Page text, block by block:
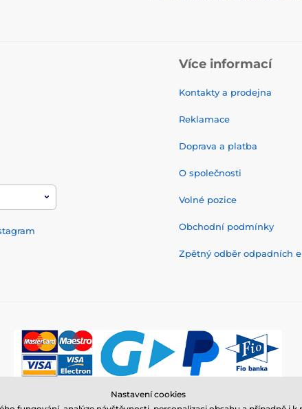
Více informací
Kontakty a prodejna
Reklamace
Doprava a platba
O společnosti
Volné pozice
Obchodní podmínky
Zpětný odběr odpadních
© 2026 www.elektro-obojky.cz ⦁ E-shop vytvořila
Nastavení cookies